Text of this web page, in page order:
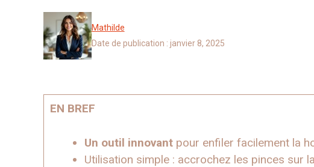
Mathilde
Date de publication : janvier 8, 2025
EN BREF
Un outil innovantpour enfiler facilement la
Utilisation simple : accrochez les pinces sur